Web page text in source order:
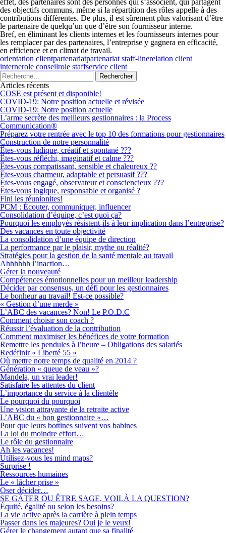
effet, des partenaires sont des personnes qui s’associent, qui partagent
des objectifs communs, même si la répartition des rôles appelle à des
contributions différentes. De plus, il est sûrement plus valorisant d’être
le partenaire de quelqu’un que d’être son fournisseur interne.
Bref, en éliminant les clients internes et les fournisseurs internes pour
les remplacer par des partenaires, l’entreprise y gagnera en efficacité,
en efficience et en climat de travail.
orientation clientpartenariatpartenariat staff-linerelation client
internerole conseilrole staffservice client
Articles récents
COSE est présent et disponible!
COVID-19: Notre position actuelle et révisée
COVID-19: Notre position actuelle
L’arme secrète des meilleurs gestionnaires : la Process
Communication®
Préparez votre rentrée avec le top 10 des formations pour gestionnaires
Construction de notre personnalité
Êtes-vous ludique, créatif et spontané ???
Êtes-vous réfléchi, imaginatif et calme ???
Êtes-vous compatissant, sensible et chaleureux ??
Êtes-vous charmeur, adaptable et persuasif ???
Êtes-vous engagé, observateur et consciencieux ???
Êtes-vous logique, responsable et organisé ?
Fini les réunionites!
PCM : Écouter, communiquer, influencer
Consolidation d’équipe, c’est quoi ça?
Pourquoi les employés résistent-ils à leur implication dans l’entreprise?
Des vacances en toute objectivité
La consolidation d’une équipe de direction
La performance par le plaisir, mythe ou réalité?
Stratégies pour la gestion de la santé mentale au travail
Ahhhhhh l’inaction…
Gérer la nouveauté
Compétences émotionnelles pour un meilleur leadership
Décider par consensus, un défi pour les gestionnaires
Le bonheur au travail! Est-ce possible?
« Gestion d’une merde »
L’ABC des vacances? Non! Le P.O.D.C
Comment choisir son coach ?
Réussir l’évaluation de la contribution
Comment maximiser les bénéfices de votre formation
Remettre les pendules à l’heure – Obligations des salariés
Redéfinir « Liberté 55 »
Où mettre notre temps de qualité en 2014 ?
Génération « queue de veau »?
Mandela, un vrai leader!
Satisfaire les attentes du client
L’importance du service à la clientèle
Le pourquoi du pourquoi
Une vision attrayante de la retraite active
L’ABC du « bon gestionnaire »…
Pour que leurs bottines suivent vos babines
La loi du moindre effort…
Le rôle du gestionnaire
Ah les vacances!
Utilisez-vous les mind maps?
Surprise !
Ressources humaines
Le « lâcher prise »
Oser décider…
SE GÂTER OU ÊTRE SAGE, VOILÀ LA QUESTION?
Équité, égalité ou selon les besoins?
La vie active après la carrière à plein temps
Passer dans les majeures? Oui je le veux!
Gérer le changement autant que sa finalité